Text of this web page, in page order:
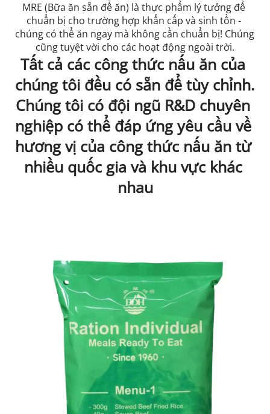
MRE (Bữa ăn sẵn để ăn) là thực phẩm lý tưởng để
chuẩn bị cho trường hợp khẩn cấp và sinh tồn -
chúng có thể ăn ngay mà không cần chuẩn bị! Chúng
cũng tuyệt vời cho các hoạt động ngoài trời.
Tất cả các công thức nấu ăn của
chúng tôi đều có sẵn để tùy chỉnh.
Chúng tôi có đội ngũ R&D chuyên
nghiệp có thể đáp ứng yêu cầu về
hương vị của công thức nấu ăn từ
nhiều quốc gia và khu vực khác
nhau